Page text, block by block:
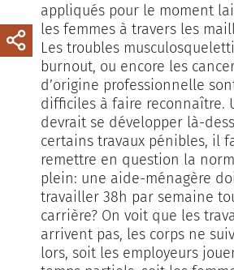
appliqués pour le moment
les femmes à travers les
Les troubles
burnout, ou encore les
d’origine professionnelle
difficiles à faire reconnaître.
devrait se développer là-
certains travaux pénibles, il
remettre en question la
plein: une aide-ménagère
travailler 38h par semaine
carrière? On voit que les
arrivent pas, les corps ne
lors, soit les employeurs